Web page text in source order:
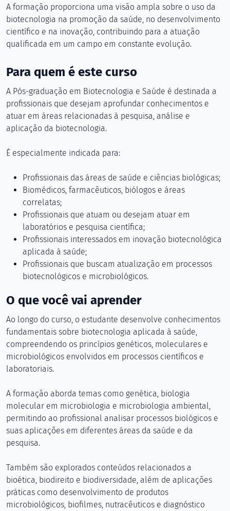
A formação proporciona uma visão ampla sobre o uso da
biotecnologia na promoção da saúde, no desenvolvimento
científico e na inovação, contribuindo para a atuação
qualificada em um campo em constante evolução.
Para quem é este curso
A Pós-graduação em Biotecnologia e Saúde é destinada a
profissionais que desejam aprofundar conhecimentos e
atuar em áreas relacionadas à pesquisa, análise e
aplicação da biotecnologia.
É especialmente indicada para:
Profissionais das áreas de saúde e ciências biológicas;
Biomédicos, farmacêuticos, biólogos e áreas
correlatas;
Profissionais que atuam ou desejam atuar em
laboratórios e pesquisa científica;
Profissionais interessados em inovação biotecnológica
aplicada à saúde;
Profissionais que buscam atualização em processos
biotecnológicos e microbiológicos.
O que você vai aprender
Ao longo do curso, o estudante desenvolve conhecimentos
fundamentais sobre biotecnologia aplicada à saúde,
compreendendo os princípios genéticos, moleculares e
microbiológicos envolvidos em processos científicos e
laboratoriais.
A formação aborda temas como genética, biologia
molecular em microbiologia e microbiologia ambiental,
permitindo ao profissional analisar processos biológicos e
suas aplicações em diferentes áreas da saúde e da
pesquisa.
Também são explorados conteúdos relacionados a
bioética, biodireito e biodiversidade, além de aplicações
práticas como desenvolvimento de produtos
microbiológicos, biofilmes, nutracêuticos e diagnóstico